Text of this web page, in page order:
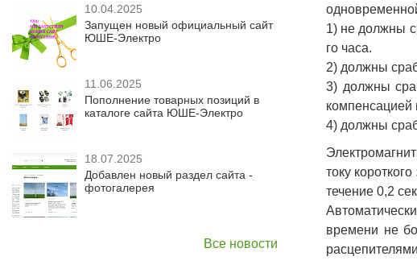
10.04.2025
Запущен новый официальный сайт
ЮШЕ-Электро
11.06.2025
Пополнение товарных позиций в
каталоге сайта ЮШЕ-Электро
18.07.2025
Добавлен новый раздел сайта -
фотогалерея
Все новости
1) не должны
го часа.
2) должны
3) должны
компенсацией
4) должны
току
течение 0,2
времени не